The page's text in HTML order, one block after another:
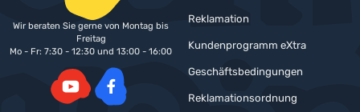
Reklamation
Kundenprogramm eXtra
Geschäftsbedingungen
Reklamationsordnung
Wir beraten Sie gerne von Montag bis
Freitag
Mo - Fr: 7:30 - 12:30 und 13:00 - 16:00